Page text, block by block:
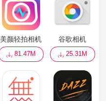
美颜轻拍相机
81.47M
谷歌相机
25.31M